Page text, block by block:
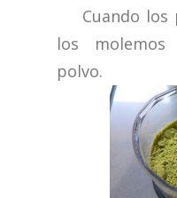
Cuando los
los
polvo.